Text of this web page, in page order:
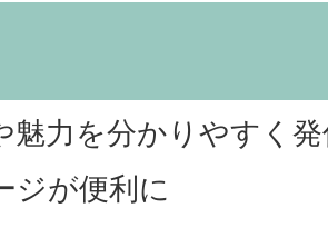
魅力を分かりやすく
ジが便利に